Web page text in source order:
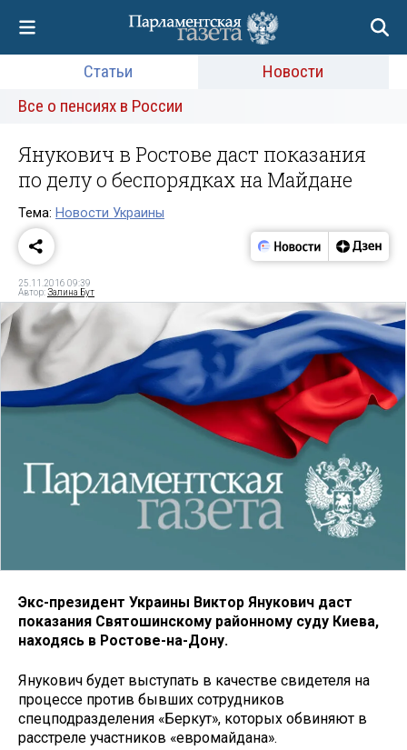
Статьи
Новости
Все о пенсиях в России
Янукович в Ростове даст показания
по делу о беспорядках на Майдане
Тема: Новости Украины
25.11.2016 09:39
Автор:Залина Бут
Экс-президент Украины Виктор Янукович даст
показания Святошинскому районному суду Киева,
находясь в Ростове-на-Дону.
Янукович будет выступать в качестве свидетеля на
процессе против бывших сотрудников
спецподразделения «Беркут», которых обвиняют в
расстреле участников «евромайдана».